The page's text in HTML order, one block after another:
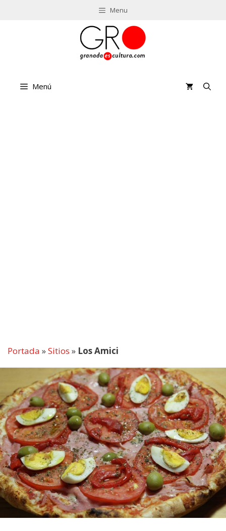
Menu
Menú
Portada »Sitios » Los Amici